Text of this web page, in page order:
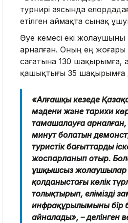
турнирі аясында
етілген аймақта сынақ
Әуе кемесі екі
арналған. Оның ең
сағатына 130 шақырымға,
қашықтығы 35 шақырымға
«Алғашқы кезеңде
мәдени және тарихи
тамашалауға
минут болатын
туристік бағыттарды
жоспарланып отыр.
ұшқышсыз жолаушылар
қолданыстағы көлік
толықтырып, еліміздің
инфрақұрылымының бір
айналады», – делінген